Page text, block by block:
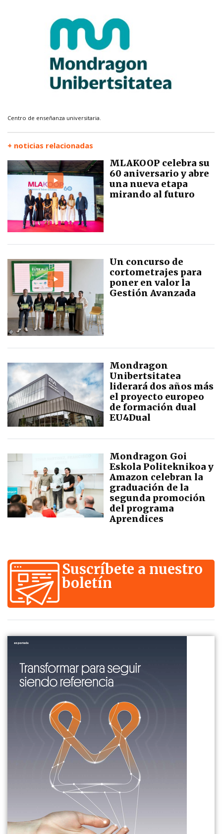
Centro de enseñanza universitaria.
+ noticias relacionadas
MLAKOOP celebra su
60 aniversario y abre
una nueva etapa
mirando al futuro
Un concurso de
cortometrajes para
poner en valor la
Gestión Avanzada
Mondragon
Unibertsitatea
liderará dos años más
el proyecto europeo
de formación dual
EU4Dual
Mondragon Goi
Eskola Politeknikoa y
Amazon celebran la
graduación de la
segunda promoción
del programa
Aprendices
Suscríbete a nuestro
boletín